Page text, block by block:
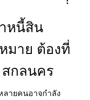
หนี้สิน
มาย ต้องที่
กลนคร
ลายคนอาจกำลัง